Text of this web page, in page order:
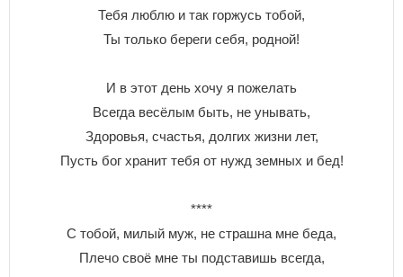
Тебя люблю и так горжусь тобой,
Ты только береги себя, родной!
И в этот день хочу я пожелать
Всегда весёлым быть, не унывать,
Здоровья, счастья, долгих жизни лет,
Пусть бог хранит тебя от нужд земных и бед!
****
С тобой, милый муж, не страшна мне беда,
Плечо своё мне ты подставишь всегда,